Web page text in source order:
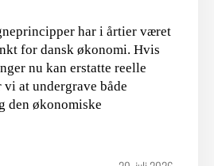
har i årtier været
for dansk økonomi. Hvis
nu kan erstatte reelle
at undergrave både
den økonomiske